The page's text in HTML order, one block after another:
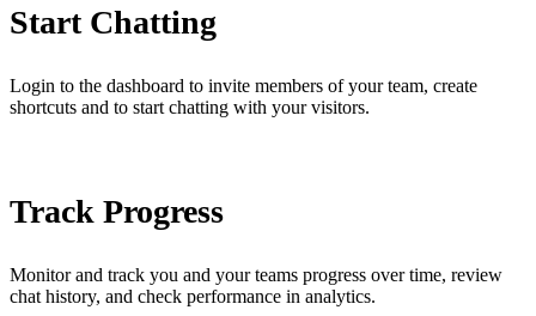
Start Chatting
Login to the dashboard to invite members of your team, create
shortcuts and to start chatting with your visitors.
Track Progress
Monitor and track you and your teams progress over time, review
chat history, and check performance in analytics.